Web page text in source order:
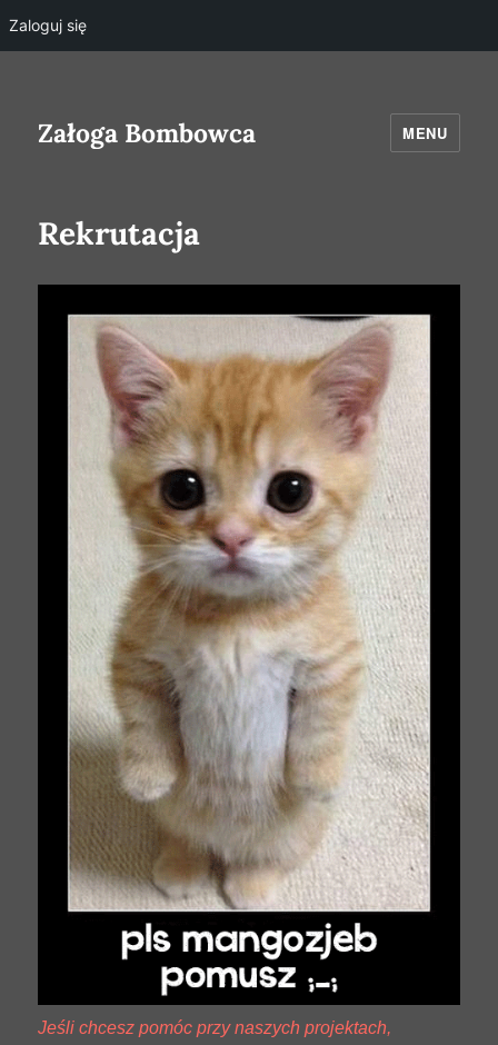
Zaloguj się
Załoga Bombowca MENU
Rekrutacja
Jeśli chcesz pomóc przy naszych projektach,